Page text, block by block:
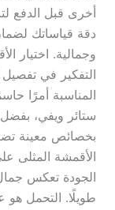
أخرى قبل الدفع
دقة قياساتك
وجمالية. اختيار
التفكير في تفصيل
المناسبة أمرًا
ستائر ويفي، بفضل
بخصائص معينة
الأقمشة المثلى
الجودة تعكس جمال
طويلًا. التحمل